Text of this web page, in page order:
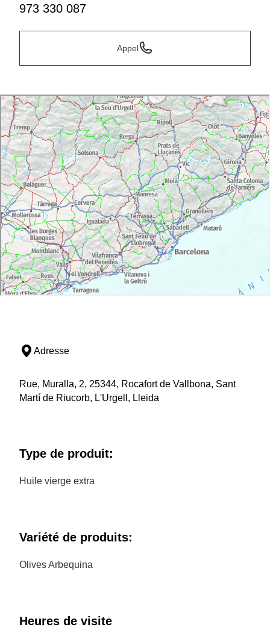
973 330 087
Appel
Adresse
Rue, Muralla, 2, 25344, Rocafort de Vallbona, Sant
Martí de Riucorb, L'Urgell, Lleida
Type de produit:
Huile vierge extra
Variété de produits:
Olives Arbequina
Heures de visite